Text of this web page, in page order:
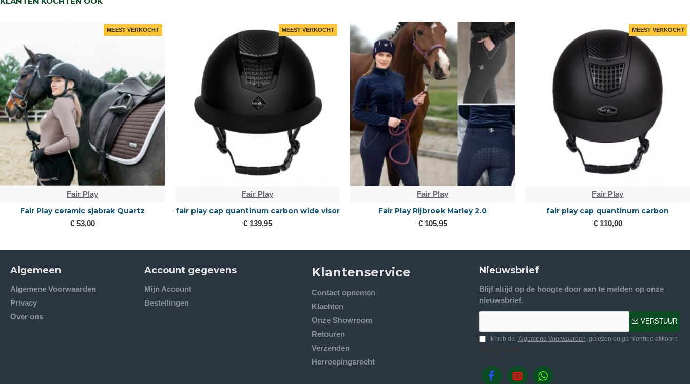
MEEST VERKOCHT
Fair Play
Fair Play ceramic sjabrak Quartz
€ 53,00
MEEST VERKOCHT
Fair Play
fair play cap quantinum carbon wide visor
€ 139,95
Fair Play
Fair Play Rijbroek Marley 2.0
€ 105,95
MEEST VERKOCHT
Fair Play
fair play cap quantinum carbon
€ 110,00
Algemeen
Algemene Voorwaarden
Privacy
Over ons
Account gegevens
Mijn Account
Bestellingen
Klantenservice
Contact opnemen
Klachten
Onze Showroom
Retouren
Verzenden
Herroepingsrecht
Nieuwsbrief
Blijf altijd op de hoogte door aan te melden op onze
nieuwsbrief.
VERSTUUR
Ik heb de Algemene Voorwaarden gelezen en ga hiermee akkoord